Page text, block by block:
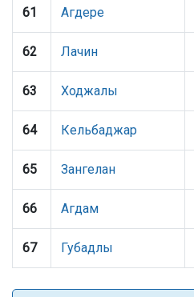
61 Агдере
62 Лачин
63 Ходжалы
64 Кельбаджар
65 Зангелан
66 Агдам
67 Губадлы